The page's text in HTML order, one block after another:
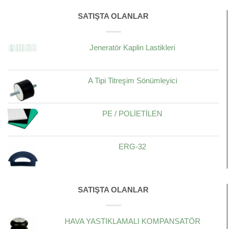
SATIŞTA OLANLAR
Jeneratör Kaplin Lastikleri
A Tipi Titreşim Sönümleyici
PE / POLİETİLEN
ERG-32
SATIŞTA OLANLAR
HAVA YASTIKLAMALI KOMPANSATÖR